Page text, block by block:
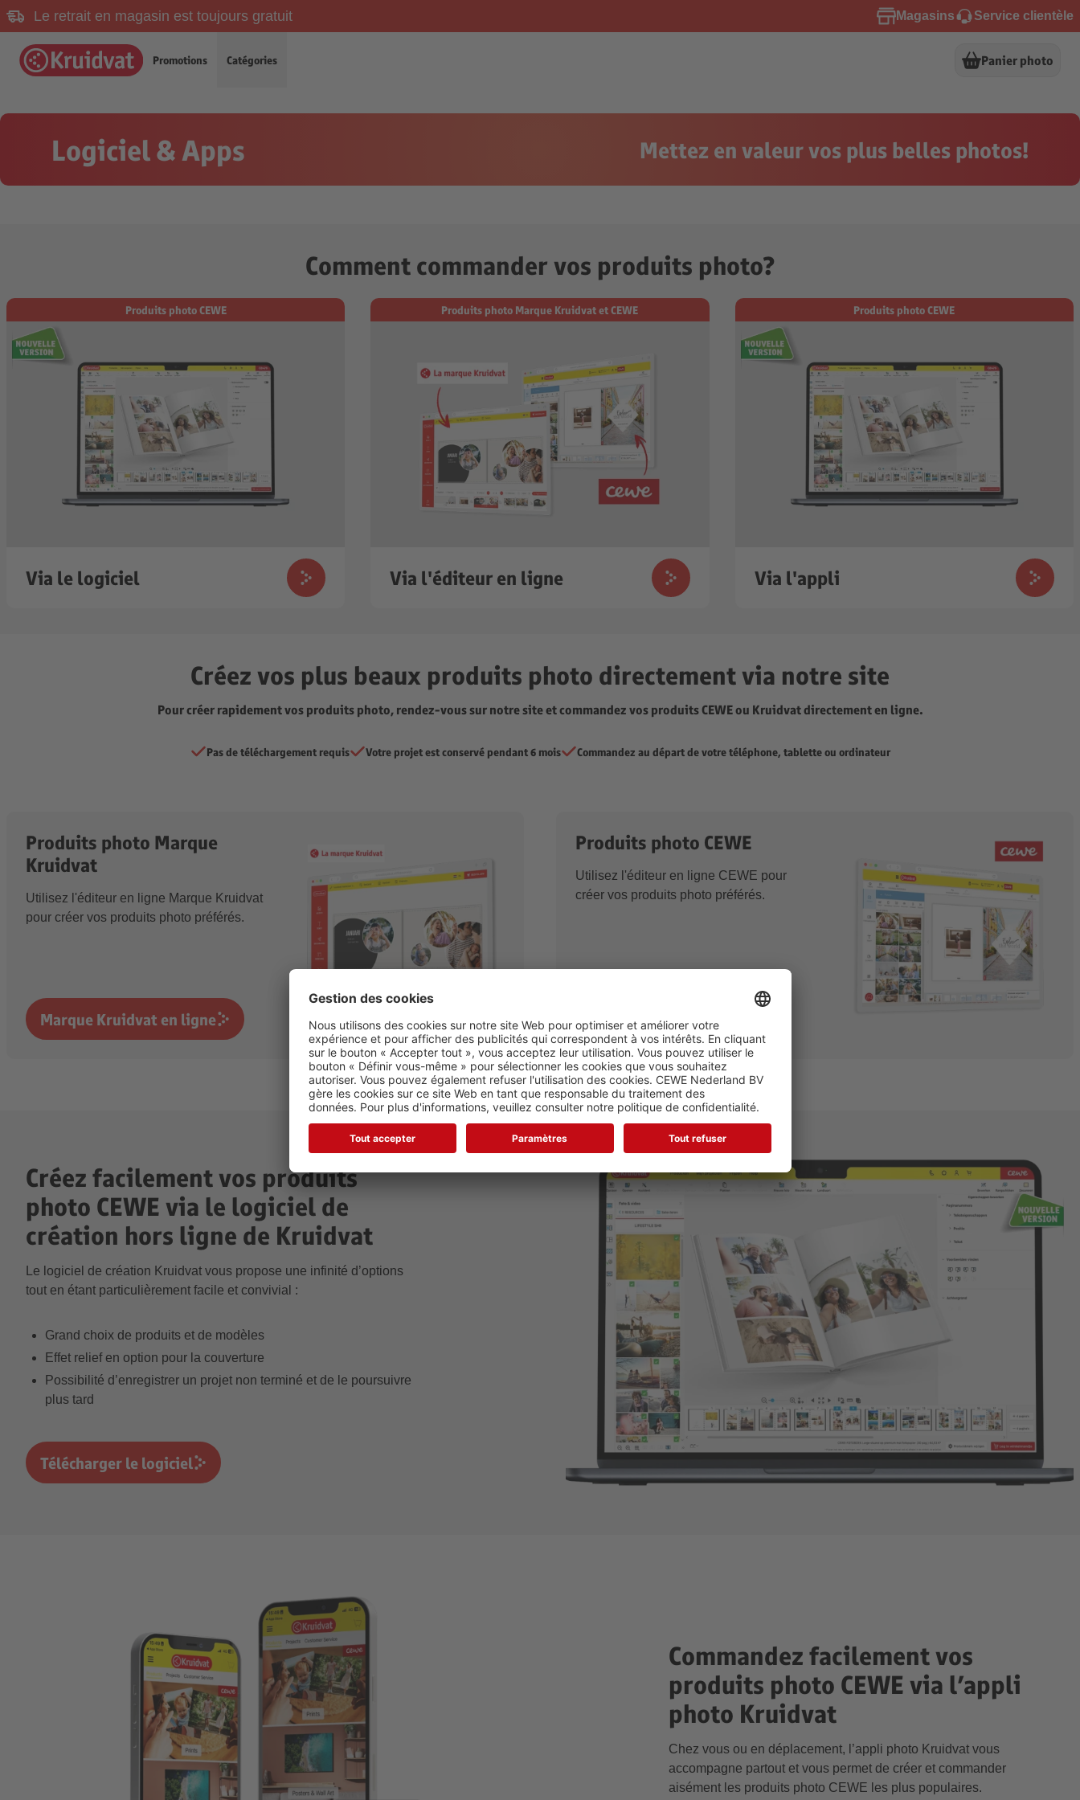
Le retrait en magasin est toujours gratuit Magasins Service clientèle
Promotions Catégories Panier photo
Logiciel & Apps Mettez en valeur vos plus belles photos!
Comment commander vos produits photo?
Produits photo CEWE
Via le logiciel
Produits photo Marque Kruidvat et CEWE
Via l'éditeur en ligne
Produits photo CEWE
Via l'appli
Créez vos plus beaux produits photo directement via notre site
Pour créer rapidement vos produits photo, rendez-vous sur notre site et commandez vos produits CEWE ou Kruidvat directement en ligne.
Pas de téléchargement requis Votre projet est conservé pendant 6 mois Commandez au départ de votre téléphone, tablette ou ordinateur
Produits photo Marque
Kruidvat
Utilisez l'éditeur en ligne Marque Kruidvat
pour créer vos produits photo préférés.
Marque Kruidvat en ligne
Produits photo CEWE
Utilisez l'éditeur en ligne CEWE pour
créer vos produits photo préférés.
CEWE en ligne
Créez facilement vos produits
photo CEWE via le logiciel de
création hors ligne de Kruidvat
Le logiciel de création Kruidvat vous propose une infinité d’options
tout en étant particulièrement facile et convivial :
Grand choix de produits et de modèles
Effet relief en option pour la couverture
Possibilité d’enregistrer un projet non terminé et de le poursuivre
plus tard
Télécharger le logiciel
Commandez facilement vos
produits photo CEWE via l’appli
photo Kruidvat
Chez vous ou en déplacement, l’appli photo Kruidvat vous
accompagne partout et vous permet de créer et commander
aisément les produits photo CEWE les plus populaires.